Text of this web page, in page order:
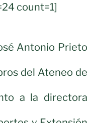
count=1]
Antonio Prieto
del Ateneo de
a la directora